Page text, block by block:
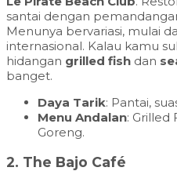
santai dengan
Menunya bervariasi, mulai
internasional. Kalau kamu
hidangan grilled fish dan
banget.
Daya Tarik: Pantai,
Menu Andalan: Grilled
Goreng.
2. The Bajo Café